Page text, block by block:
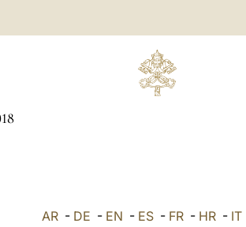
AR- DE - EN - ES- FR- HR- IT